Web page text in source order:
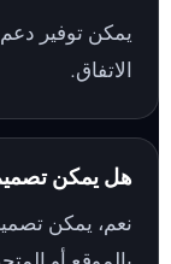
يمكن توفير
الاتفاق.
هل يمكن